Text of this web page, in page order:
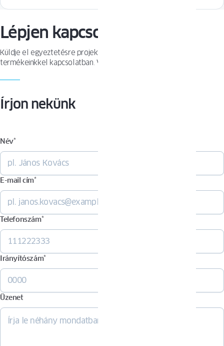
Lépjen kapcsolatba velünk
Küldje el egyeztetésre projektjét, vagy tegyen fel kérdést
termékeinkkel kapcsolatban. Várjuk megkeresését!
Írjon nekünk
Név*
E-mail cím*
Telefonszám*
Irányítószám*
Üzenet